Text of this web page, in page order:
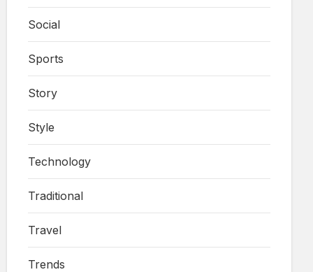
Social
Sports
Story
Style
Technology
Traditional
Travel
Trends